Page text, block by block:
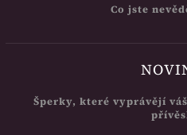
Co jste
Šperky, které vyprávějí